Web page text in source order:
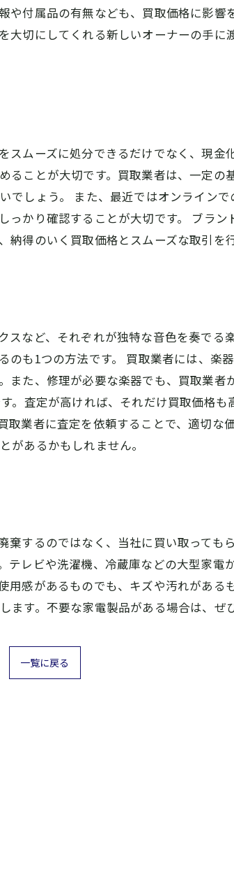
付属品の有無なども、買取価格に影響
切にしてくれる新しいオーナーの手に
ムーズに処分できるだけでなく、現金
ることが大切です。買取業者は、一定
しょう。 また、最近ではオンライン
かり確認することが大切です。 ブラ
得のいく買取価格とスムーズな取引を
など、それぞれが独特な音色を奏でる
も1つの方法です。 買取業者には、楽
た、修理が必要な楽器でも、買取業者
。査定が高ければ、それだけ買取価格
業者に査定を依頼することで、適切な
があるかもしれません。
するのではなく、当社に買い取っても
レビや洗濯機、冷蔵庫などの大型家電
感があるものでも、キズや汚れがある
す。不要な家電製品がある場合は、ぜ
一覧に戻る